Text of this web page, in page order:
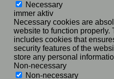
Necessary
immer aktiv
Necessary cookies are
website to function properly.
includes cookies that
security features of the
store any personal
Non-necessary
Non-necessary